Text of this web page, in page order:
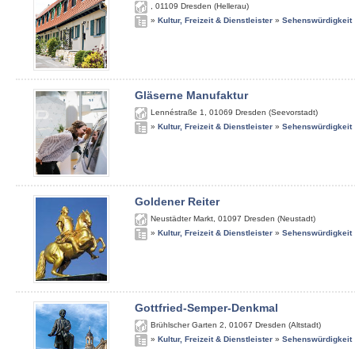
01109 Dresden (Hellerau)
» Kultur, Freizeit & Dienstleister » Sehenswürdigkeit
Gläserne Manufaktur
Lennéstraße 1 01069 Dresden (Seevorstadt)
» Kultur, Freizeit & Dienstleister » Sehenswürdigkeit
Goldener Reiter
Neustädter Markt 01097 Dresden (Neustadt)
» Kultur, Freizeit & Dienstleister » Sehenswürdigkeit
Gottfried-Semper-Denkmal
Brühlscher Garten 2 01067 Dresden (Altstadt)
» Kultur, Freizeit & Dienstleister » Sehenswürdigkeit